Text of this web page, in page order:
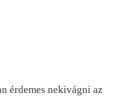
érdemes nekivágni az